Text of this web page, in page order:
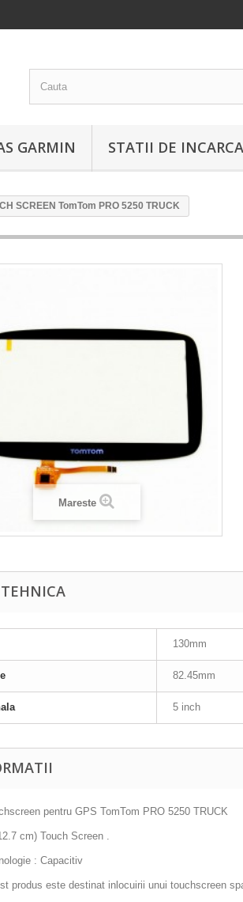
GARMIN STATII DE
SCREEN TomTom PRO 5250 TRUCK
Mareste
130mm
82.45mm
5 inch
pentru GPS TomTom PRO 5250 TRUCK
cm) Touch Screen .
: Capacitiv
produs este destinat inlocuirii unui touchscreen